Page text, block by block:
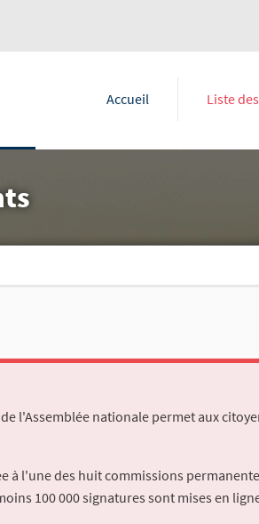
Accueil Liste
l'Assemblée nationale permet aux
à l'une des huit commissions
100 000 signatures sont mises en